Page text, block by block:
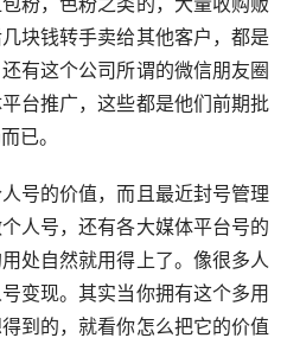
块钱转手卖给其他客户，都是
有这个公司所谓的微信朋友圈
台推广，这些都是他们前期批
已。
号的价值，而且最近封号管理
人号，还有各大媒体平台号的
处自然就用得上了。像很多人
变现。其实当你拥有这个多用
到的，就看你怎么把它的价值